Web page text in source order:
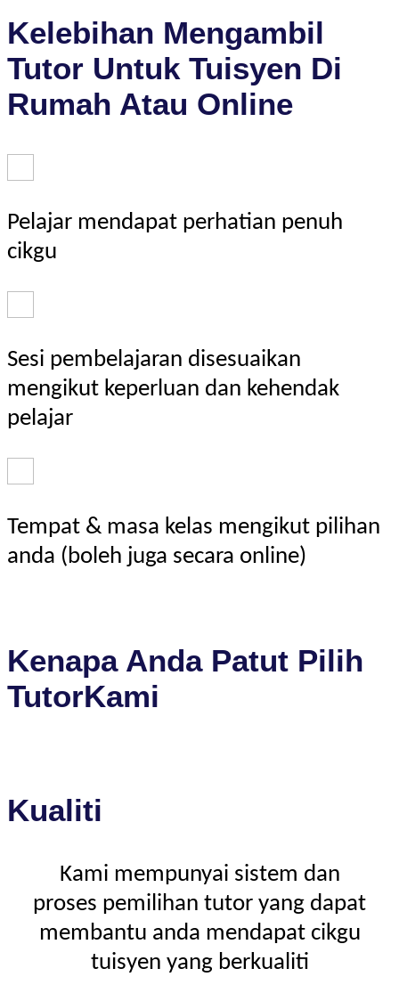
Kelebihan Mengambil
Tutor Untuk Tuisyen Di
Rumah Atau Online
Pelajar mendapat perhatian penuh
cikgu
Sesi pembelajaran disesuaikan
mengikut keperluan dan kehendak
pelajar
Tempat & masa kelas mengikut pilihan
anda (boleh juga secara online)
Kenapa Anda Patut Pilih
TutorKami
Kualiti
Kami mempunyai sistem dan
proses pemilihan tutor yang dapat
membantu anda mendapat cikgu
tuisyen yang berkualiti